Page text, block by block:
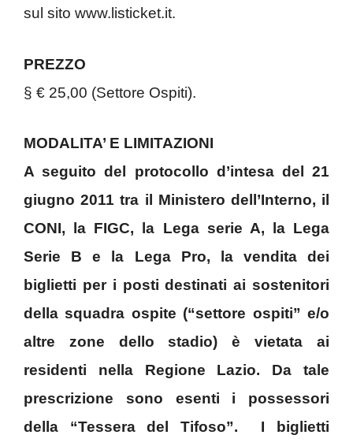
sul sito www.listicket.it.
PREZZO
§ € 25,00 (Settore Ospiti).
MODALITA’ E LIMITAZIONI
A seguito del protocollo d’intesa del 21
giugno 2011 tra il Ministero dell’Interno, il
CONI, la FIGC, la Lega serie A, la Lega
Serie B e la Lega Pro, la vendita dei
biglietti per i posti destinati ai sostenitori
della squadra ospite (“settore ospiti” e/o
altre zone dello stadio) è vietata ai
residenti nella Regione Lazio. Da tale
prescrizione sono esenti i possessori
della “Tessera del Tifoso”. I biglietti